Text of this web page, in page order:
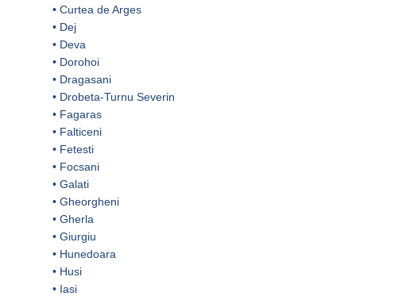
• Curtea de Arges
• Dej
• Deva
• Dorohoi
• Dragasani
• Drobeta-Turnu Severin
• Fagaras
• Falticeni
• Fetesti
• Focsani
• Galati
• Gheorgheni
• Gherla
• Giurgiu
• Hunedoara
• Husi
• Iasi